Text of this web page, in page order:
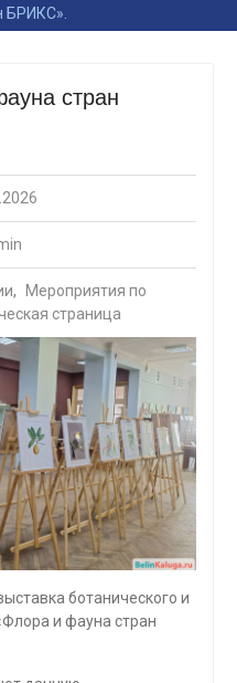
БРИКС».
стран
,
Мероприятия по
страница
ботанического и
и фауна стран